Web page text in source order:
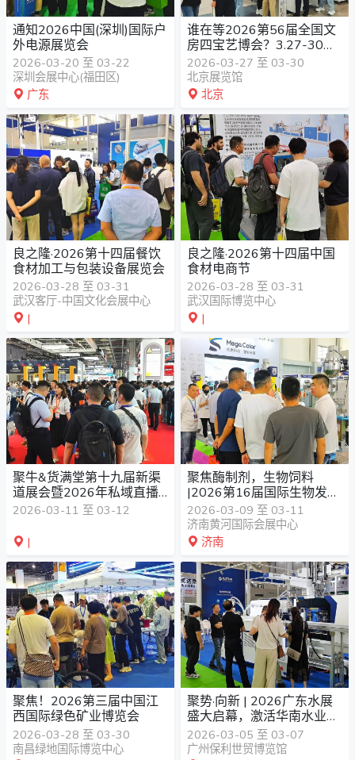
通知2026中国(深圳)国际户
外电源展览会
2026-03-20 至 03-22
深圳会展中心(福田区)
广东
谁在等2026第56届全国文
房四宝艺博会？3.27-30定
档啦！
2026-03-27 至 03-30
北京展览馆
北京
良之隆·2026第十四届餐饮
食材加工与包装设备展览会
2026-03-28 至 03-31
武汉客厅-中国文化会展中心
|
良之隆·2026第十四届中国
食材电商节
2026-03-28 至 03-31
武汉国际博览中心
|
聚牛&货满堂第十九届新渠
道展会暨2026年私域直播&
团购直播增长峰会
2026-03-11 至 03-12
|
聚焦酶制剂，生物饲料
|2026第16届国际生物发酵
产品与技术装备展览会（济
南）
2026-03-09 至 03-11
济南黄河国际会展中心
济南
聚焦！2026第三届中国江
西国际绿色矿业博览会
2026-03-28 至 03-30
南昌绿地国际博览中心
聚势·向新 | 2026广东水展
盛大启幕，激活华南水业
“新质生产力”
2026-03-05 至 03-07
广州保利世贸博览馆